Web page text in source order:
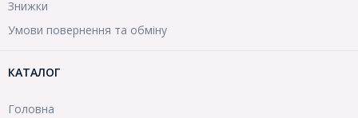
Знижки
Умови повернення та обміну
КАТАЛОГ
Головна